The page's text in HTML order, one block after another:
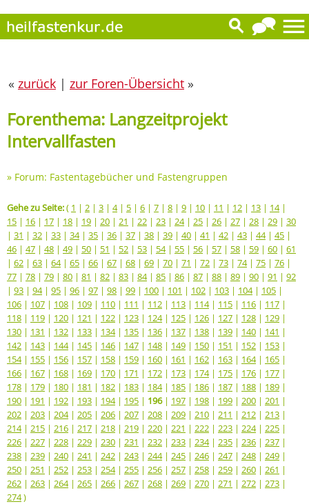
« zurück | zur Foren-Übersicht »
Forenthema: Langzeitprojekt
Intervallfasten
» Forum: Fastentagebücher und Fastengruppen
Gehe zu Seite:( 1 | 2 | 3 | 4| 5 | 6 | 7 | 8 | 9 | 10 | 11 | 12 | 13 | 14|
15 | 16 | 17 | 18 | 19 | 20 | 21 | 22 | 23 | 24| 25 | 26 | 27 | 28 | 29 | 30
| 31 | 32 | 33 | 34| 35 | 36 | 37 | 38 | 39 | 40 | 41 | 42 | 43 | 44| 45 |
46 | 47 | 48 | 49 | 50 | 51 | 52 | 53 | 54| 55 | 56 | 57 | 58 | 59 | 60 | 61
| 62 | 63 | 64| 65 | 66 | 67 | 68 | 69 | 70 | 71 | 72 | 73 | 74| 75 | 76 |
77 | 78 | 79 | 80 | 81 | 82 | 83 | 84| 85 | 86 | 87 | 88 | 89 | 90 | 91 | 92
| 93 | 94| 95 | 96 | 97 | 98 | 99 | 100 | 101 | 102 | 103 | 104| 105 |
106 | 107 | 108 | 109 | 110 | 111 | 112 | 113 | 114| 115 | 116 | 117 |
118 | 119 | 120 | 121 | 122 | 123 | 124| 125 | 126 | 127 | 128 | 129 |
130 | 131 | 132 | 133 | 134| 135 | 136 | 137 | 138 | 139 | 140 | 141 |
142 | 143 | 144| 145 | 146 | 147 | 148 | 149 | 150 | 151 | 152 | 153 |
154| 155 | 156 | 157 | 158 | 159 | 160 | 161 | 162 | 163 | 164| 165 |
166 | 167 | 168 | 169 | 170 | 171 | 172 | 173 | 174| 175 | 176 | 177 |
178 | 179 | 180 | 181 | 182 | 183 | 184| 185 | 186 | 187 | 188 | 189 |
190 | 191 | 192 | 193 | 194| 195 | 196| 197 | 198 | 199 | 200 | 201 |
202 | 203 | 204| 205 | 206 | 207 | 208 | 209 | 210 | 211 | 212 | 213 |
214| 215 | 216 | 217 | 218 | 219 | 220 | 221 | 222 | 223 | 224| 225 |
226 | 227 | 228 | 229 | 230 | 231 | 232 | 233 | 234| 235 | 236 | 237 |
238 | 239 | 240 | 241 | 242 | 243 | 244| 245 | 246 | 247 | 248 | 249 |
250 | 251 | 252 | 253 | 254| 255 | 256 | 257 | 258 | 259 | 260 | 261 |
262 | 263 | 264| 265 | 266 | 267 | 268 | 269 | 270 | 271 | 272 | 273 |
274)